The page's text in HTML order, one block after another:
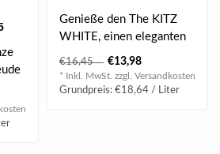
Weiss) 2024 0.75 l
Genieße den The KITZ
WHITE, einen eleganten
Sauvignon Blanc mit
cremigem Volume..
€16,45 €13,98
* Inkl. MwSt. zzgl. Versandkosten
Grundpreis: €18,64 / Liter